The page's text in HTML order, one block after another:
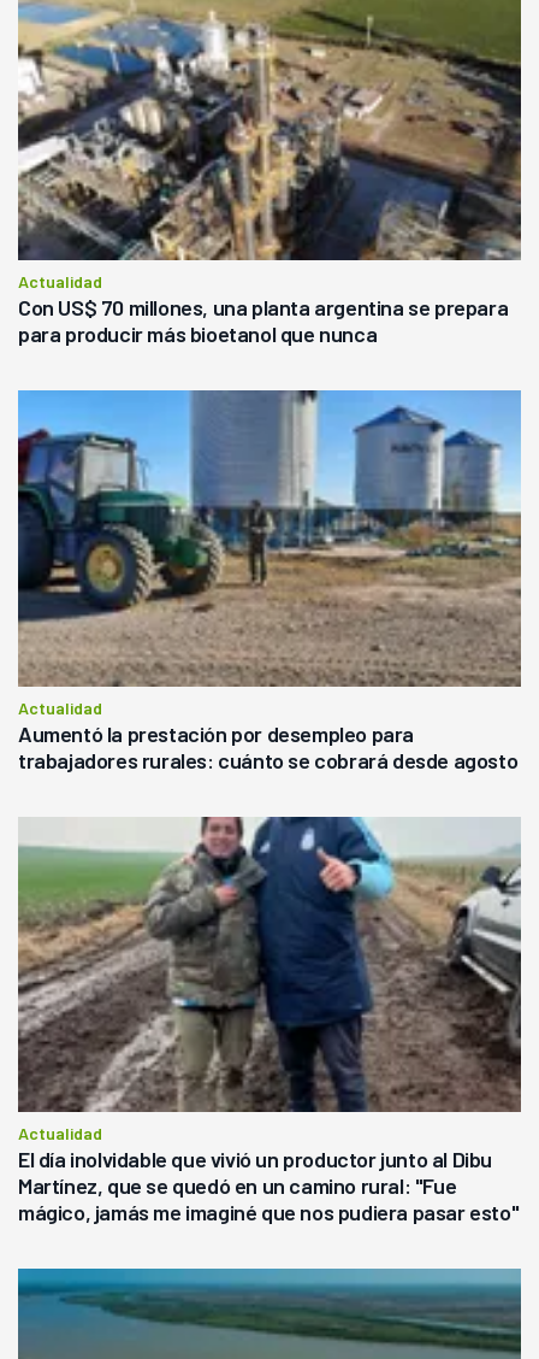
Actualidad
Con US$ 70 millones, una planta argentina se prepara
para producir más bioetanol que nunca
Actualidad
Aumentó la prestación por desempleo para
trabajadores rurales: cuánto se cobrará desde agosto
Actualidad
El día inolvidable que vivió un productor junto al Dibu
Martínez, que se quedó en un camino rural: "Fue
mágico, jamás me imaginé que nos pudiera pasar esto"